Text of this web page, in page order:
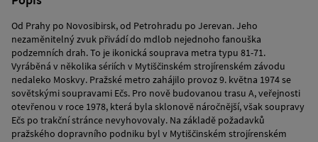
Od Prahy po Novosibirsk, od Petrohradu po Jerevan. Jeho
nezaměnitelný zvuk přivádí do mdlob nejednoho fanouška
podzemních drah. To je ikonická souprava metra typu 81-71.
Vyráběná v několika sériích v Mytiščinském strojírenském závodu
nedaleko Moskvy. Pražské metro zahájilo provoz 9. května 1974 se
sovětskými soupravami Ečs. Pro nově budovanou trasu A, veřejnosti
otevřenou v roce 1978, která byla sklonově náročnější, však soupravy
Ečs po trakční stránce nevyhovovaly. Na základě požadavků
pražského dopravního podniku byl v Mytiščinském strojírenském